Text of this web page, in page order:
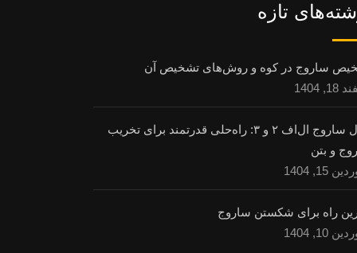
تازه
ساروج در کوه و روش‌های تشخیص آن
1404
حلال ساروج ال‌اف ۲ و ۳: راه‌حلی قدرتمند برای تخریب
و بتن
15, 1404
راه برای شکستن ساروج
10, 1404